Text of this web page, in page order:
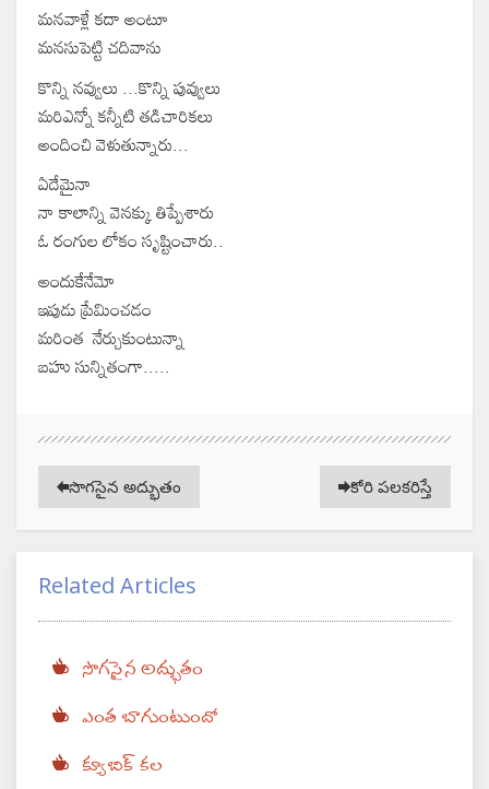
మనవాళ్లే కదా అంటూ
మనసుపెట్టి చదివాను
కొన్ని నవ్వులు ...కొన్ని పువ్వులు
మరిఎన్నో కన్నీటి తడిచారికలు
అందించి వెళుతున్నారు...
ఏదేమైనా
నా కాలాన్ని వెనక్కు తిప్పేశారు
ఓ రంగుల లోకం సృష్టించారు..
అందుకేనేమో
ఇపుడు ప్రేమించడం
మరింత నేర్చుకుంటున్నా
బహు సున్నితంగా.....
సొగసైన అద్భుతం కోరి పలకరిస్తే
Related Articles
సొగసైన అద్భుతం
ఎంత బాగుంటుందో
క్యూబిక్ కల